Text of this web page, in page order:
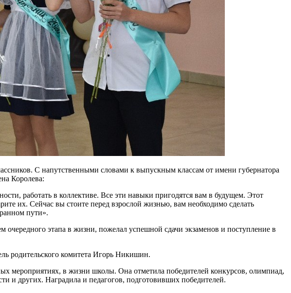
С напутственными словами к выпускным классам от имени губернатора
Королева:
работать в коллективе. Все эти навыки пригодятся вам в будущем. Этот
их. Сейчас вы стоите перед взрослой жизнью, вам необходимо сделать
пути».
этапа в жизни, пожелал успешной сдачи экзаменов и поступление в
родительского комитета Игорь Никишин.
мероприятиях, в жизни школы. Она отметила победителей конкурсов, олимпиад,
и других. Наградила и педагогов, подготовивших победителей.